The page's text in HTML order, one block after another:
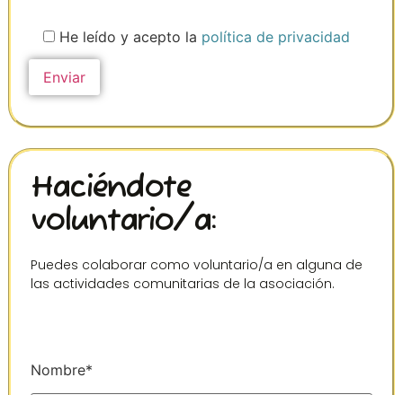
He leído y acepto la política de privacidad
Haciéndote
voluntario/a:
Puedes colaborar como voluntario/a en alguna de
las actividades comunitarias de la asociación.
Nombre*